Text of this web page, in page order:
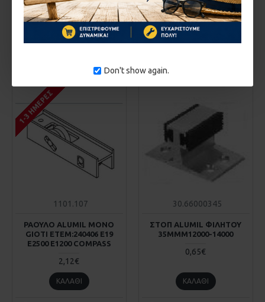
Don't show again.
0,19€
ΚΑΛΆΘΙ ΚΑΛΆΘΙ
1-3 ΗΜΈΡΕΣ
1101.107
ΡΑΟΥΛΟ ALUMIL ΜΟΝΟ
GIOTI ΕΤΕΜ:240406 Ε19
E2500 E1200 COMPASS
2,12€
ΚΑΛΆΘΙ
30.66000345
ΣΤΟΠ ALUMIL ΦΙΛΗΤΟΥ
35MMΜ12000-14000
0,65€
ΚΑΛΆΘΙ